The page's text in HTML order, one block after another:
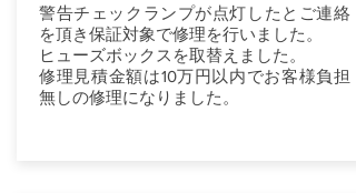
警告チェックランプが点灯したとご連絡
を頂き保証対象で修理を行いました。
ヒューズボックスを取替えました。
修理見積金額は10万円以内でお客様負担
無しの修理になりました。